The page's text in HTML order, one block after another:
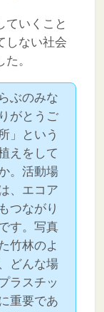
ていくこと
しない社会
。
ぶのみな
がとうご
」という
えをして
。活動場
、エコア
つながり
す。写真
竹林のよ
どんな場
ラスチッ
重要であ